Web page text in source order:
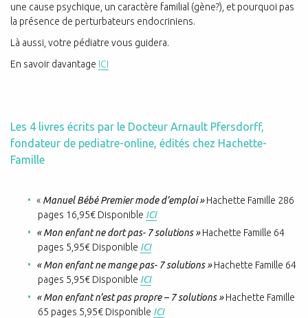
une cause psychique, un caractère familial (gène?), et pourquoi pas
la présence de perturbateurs endocriniens.
Là aussi, votre pédiatre vous guidera.
En savoir davantage ICI
Les 4 livres écrits par le Docteur Arnault Pfersdorff,
fondateur de pediatre-online, édités chez Hachette-
Famille
« Manuel Bébé Premier mode d’emploi »Hachette Famille 286
pages 16,95€ Disponible ICI
« Mon enfant ne dort pas- 7 solutions »Hachette Famille 64
pages 5,95€ Disponible ICI
« Mon enfant ne mange pas- 7 solutions »Hachette Famille 64
pages 5,95€ Disponible ICI
« Mon enfant n’est pas propre – 7 solutions »Hachette Famille
65 pages 5,95€ Disponible ICI